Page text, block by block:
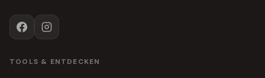
TOOLS & ENTDECKEN